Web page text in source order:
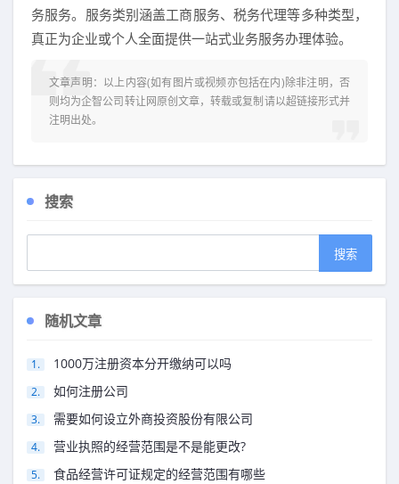
务服务。服务类别涵盖工商服务、税务代理等多种类型，
真正为企业或个人全面提供一站式业务服务办理体验。
文章声明：以上内容(如有图片或视频亦包括在内)除非注明，否
则均为企智公司转让网原创文章，转载或复制请以超链接形式并
注明出处。
搜索
随机文章
1000万注册资本分开缴纳可以吗
如何注册公司
需要如何设立外商投资股份有限公司
营业执照的经营范围是不是能更改?
食品经营许可证规定的经营范围有哪些